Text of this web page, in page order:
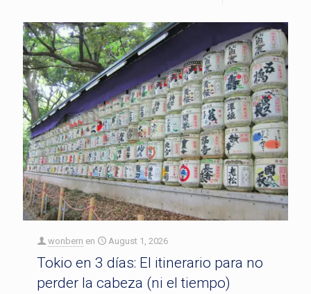
wonbern en August 1, 2026
Tokio en 3 días: El itinerario para no
perder la cabeza (ni el tiempo)